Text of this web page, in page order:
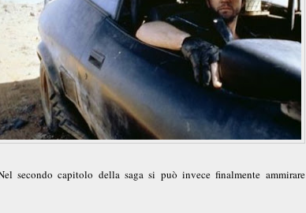
secondo capitolo della saga si può invece finalmente ammirare